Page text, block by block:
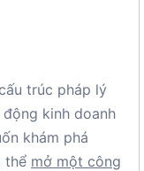
trúc pháp lý
kinh doanh
khám phá
thể mở một công